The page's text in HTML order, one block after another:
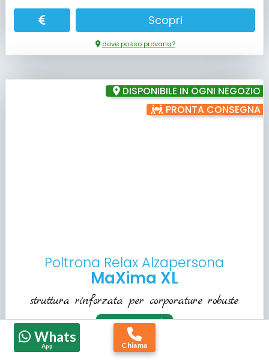
Scopri
dove posso provarla?
DISPONIBILE IN OGNI NEGOZIO
PRONTA CONSEGNA
Poltrona Relax Alzapersona
MaXima XL
struttura rinforzata per corporature robuste
guarda il video
Sistema Lift Alzapersona
Whats
App Chiama